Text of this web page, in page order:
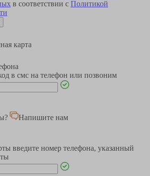
в соответствии с Политикой
карта
в смс на телефон или позвоним
Напишите нам
введите номер телефона, указанный